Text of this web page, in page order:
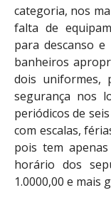
categoria, nos
falta de
para descanso
banheiros
dois uniformes,
segurança nos
periódicos de
com escalas,
pois tem
horário dos
1.0000,00 e mais